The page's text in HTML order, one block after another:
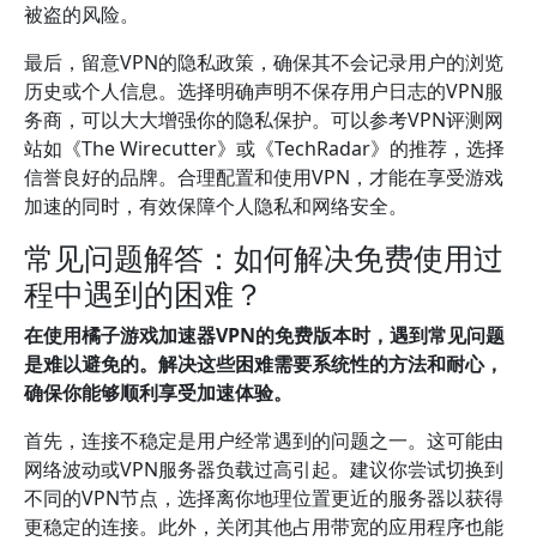
被盗的风险。
最后，留意VPN的隐私政策，确保其不会记录用户的浏览
历史或个人信息。选择明确声明不保存用户日志的VPN服
务商，可以大大增强你的隐私保护。可以参考VPN评测网
站如《The Wirecutter》或《TechRadar》的推荐，选择
信誉良好的品牌。合理配置和使用VPN，才能在享受游戏
加速的同时，有效保障个人隐私和网络安全。
常见问题解答：如何解决免费使用过
程中遇到的困难？
在使用橘子游戏加速器VPN的免费版本时，遇到常见问题
是难以避免的。解决这些困难需要系统性的方法和耐心，
确保你能够顺利享受加速体验。
首先，连接不稳定是用户经常遇到的问题之一。这可能由
网络波动或VPN服务器负载过高引起。建议你尝试切换到
不同的VPN节点，选择离你地理位置更近的服务器以获得
更稳定的连接。此外，关闭其他占用带宽的应用程序也能